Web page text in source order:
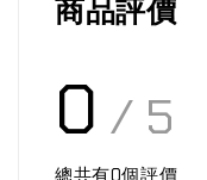
商品評價
0 / 5
總共有0個評價